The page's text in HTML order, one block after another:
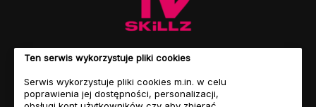
Ten serwis wykorzystuje pliki cookies
Serwis wykorzystuje pliki cookies m.in. w celu
poprawienia jej dostępności, personalizacji,